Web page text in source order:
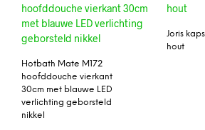
Hotbath Mate M172
hoofddouche vierkant
30cm met blauwe LED
verlichting geborsteld
nikkel
Joris
hout